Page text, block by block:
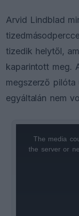
Arvid Lindblad
tizedik helytől,
kaparintott meg.
megszerző pilóta
egyáltalán nem
The media
the server or